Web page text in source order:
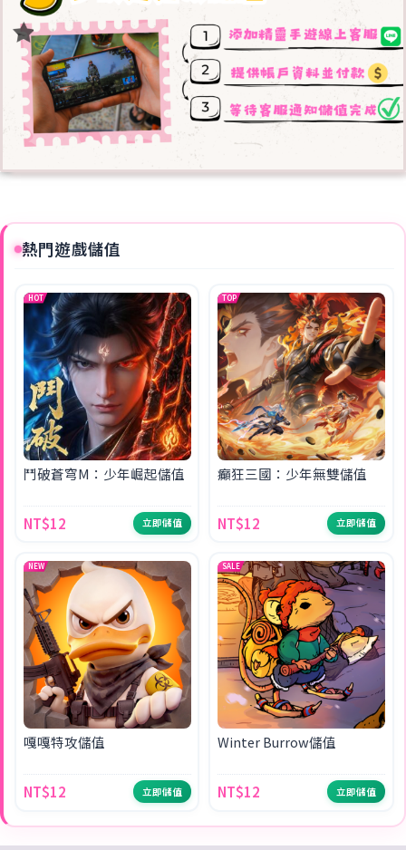
熱門遊戲儲值
HOT
鬥破蒼穹M：少年崛起儲值
NT$12 立即儲值
TOP
癲狂三國：少年無雙儲值
NT$12 立即儲值
NEW
嘎嘎特攻儲值
NT$12 立即儲值
SALE
Winter Burrow儲值
NT$12 立即儲值